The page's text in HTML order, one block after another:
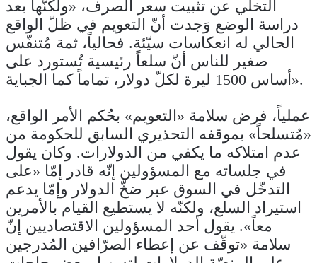
التخلّي عن تثبيت سعر الصرف، «ولكنّها بعد
دراسة الوضع وَجدت أنّ التعويم في ظلّ الواقع
الحالي له انعكاسات سيّئة. فحالياً، ثمة مُتنفّس
صغير للناس أنّ سلعاً رئيسية تُستورد على
أساس 1500 ليرة لكلّ دولار، تماماً كما الجباية».
عملياً، فرض سلامة «التعويم» بحُكم الأمر الواقع،
«مُتسلحاً» بموقفه التحذيري السابق للحكومة من
عدم امتلاكه ما يكفي من الدولارات. وكان يقول
في جلساته مع المسؤولين إنّه قادر إمّا «على
التدخّل في السوق عبر ضخّ الدولار وإمّا يدعم
استيراد السلع، ولكنّه لا يستطيع القيام بالأمرين
معاً». يقول أحد المسؤولين الاقتصاديين إنّ
سلامة «توقّف عن إعطاء الصرّافين المُدرجين